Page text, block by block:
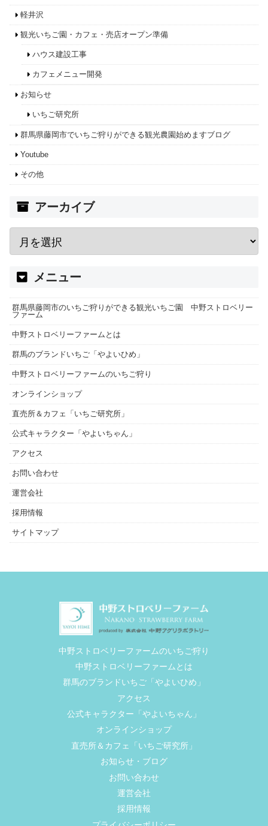
軽井沢
観光いちご園・カフェ・売店オープン準備
ハウス建設工事
カフェメニュー開発
お知らせ
いちご研究所
群馬県藤岡市でいちご狩りができる観光農園始めますブログ
Youtube
その他
アーカイブ
メニュー
群馬県藤岡市のいちご狩りができる観光いちご園 中野ストロベリー
ファーム
中野ストロベリーファームとは
群馬のブランドいちご「やよいひめ」
中野ストロベリーファームのいちご狩り
オンラインショップ
直売所＆カフェ「いちご研究所」
公式キャラクター「やよいちゃん」
アクセス
お問い合わせ
運営会社
採用情報
サイトマップ
中野ストロベリーファームのいちご狩り
中野ストロベリーファームとは
群馬のブランドいちご「やよいひめ」
アクセス
公式キャラクター「やよいちゃん」
オンラインショップ
直売所＆カフェ「いちご研究所」
お知らせ・ブログ
お問い合わせ
運営会社
採用情報